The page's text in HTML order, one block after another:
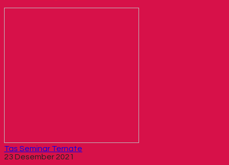
Tas Seminar Ternate
23 Desember 2021